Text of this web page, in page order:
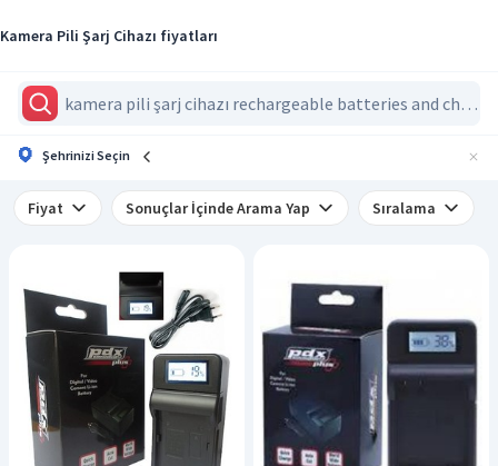
Kamera Pili Şarj Cihazı fiyatları
Şehrinizi Seçin
Fiyat Sonuçlar İçinde Arama Yap Sıralama